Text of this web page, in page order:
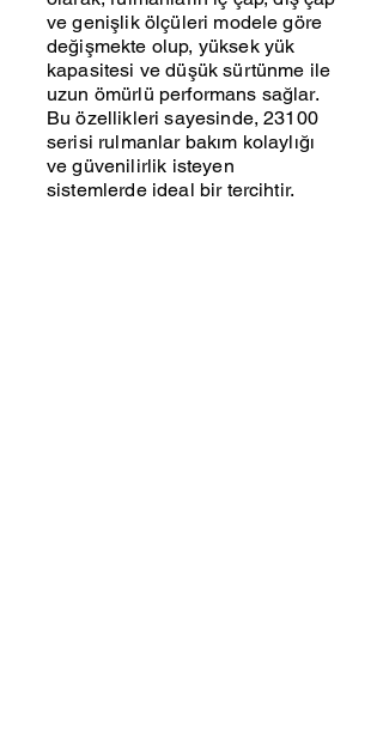
ve genişlik ölçüleri modele göre
değişmekte olup, yüksek yük
kapasitesi ve düşük sürtünme ile
uzun ömürlü performans sağlar.
Bu özellikleri sayesinde, 23100
serisi rulmanlar bakım kolaylığı
ve güvenilirlik isteyen
sistemlerde ideal bir tercihtir.